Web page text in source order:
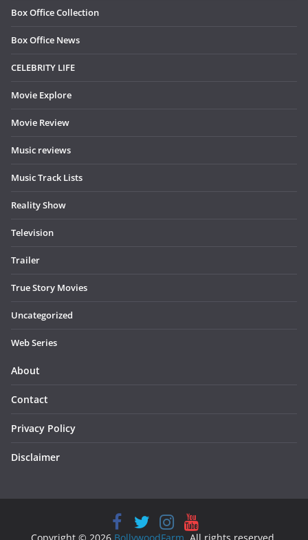
Box Office Collection
Box Office News
CELEBRITY LIFE
Movie Explore
Movie Review
Music reviews
Music Track Lists
Reality Show
Television
Trailer
True Story Movies
Uncategorized
Web Series
About
Contact
Privacy Policy
Disclaimer